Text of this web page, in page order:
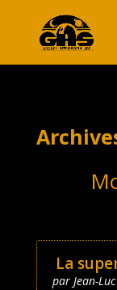
La
par Jean-